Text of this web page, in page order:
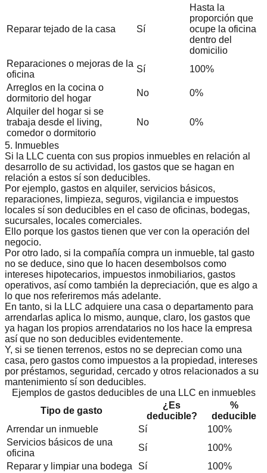
Reparar tejado de la casa Sí
Hasta la
proporción que
ocupe la oficina
dentro del
domicilio
Reparaciones o mejoras de la
oficina
Sí
100%
Arreglos en la cocina o
dormitorio del hogar
No
0%
Alquiler del hogar si se
trabaja desde el living,
comedor o dormitorio
No 0%
5. Inmuebles
Si la LLC cuenta con sus propios inmuebles en relación al
desarrollo de su actividad, los gastos que se hagan en
relación a estos sí son deducibles.
Por ejemplo, gastos en alquiler, servicios básicos,
reparaciones, limpieza, seguros, vigilancia e impuestos
locales sí son deducibles en el caso de oficinas, bodegas,
sucursales, locales comerciales.
Ello porque los gastos tienen que ver con la operación del
negocio.
Por otro lado, si la compañía compra un inmueble, tal gasto
no se deduce, sino que lo hacen desembolsos como
intereses hipotecarios, impuestos inmobiliarios, gastos
operativos, así como también la depreciación, que es algo a
lo que nos referiremos más adelante.
En tanto, si la LLC adquiere una casa o departamento para
arrendarlas aplica lo mismo, aunque, claro, los gastos que
ya hagan los propios arrendatarios no los hace la empresa
así que no son deducibles evidentemente.
Y, si se tienen terrenos, estos no se deprecian como una
casa, pero gastos como impuestos a la propiedad, intereses
por préstamos, seguridad, cercado y otros relacionados a su
mantenimiento sí son deducibles.
Tipo de gasto
¿Es
deducible?
%
deducible
Arrendar un inmueble
Sí
100%
Servicios básicos de una
oficina
Sí
100%
Reparar y limpiar una bodega
Sí
100%
Ejemplos de gastos deducibles de una LLC en inmuebles